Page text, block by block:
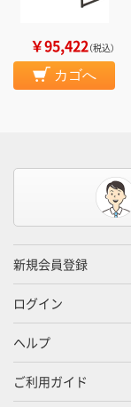
￥95,422（税込）
カゴへ
新規会員登録
ログイン
ヘルプ
ご利用ガイド